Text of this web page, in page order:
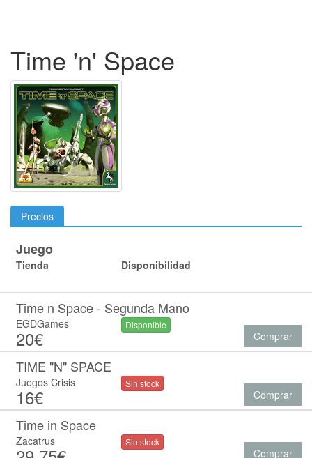
Time 'n' Space
Precios
Juego
Tienda Disponibilidad
Time n Space - Segunda Mano
EGDGames
20€
Disponible
Comprar
TIME "N" SPACE
Juegos Crisis
16€
Sin stock
Comprar
Time in Space
Zacatrus Sin stock
Comprar